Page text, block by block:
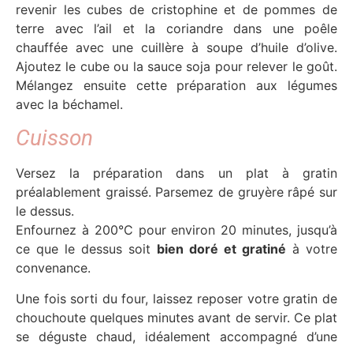
revenir les cubes de cristophine et de pommes de
terre avec l’ail et la coriandre dans une poêle
chauffée avec une cuillère à soupe d’huile d’olive.
Ajoutez le cube ou la sauce soja pour relever le goût.
Mélangez ensuite cette préparation aux légumes
avec la béchamel.
Cuisson
Versez la préparation dans un plat à gratin
préalablement graissé. Parsemez de gruyère râpé sur
le dessus.
Enfournez à 200°C pour environ 20 minutes, jusqu’à
ce que le dessus soit bien doré et gratiné à votre
convenance.
Une fois sorti du four, laissez reposer votre gratin de
chouchoute quelques minutes avant de servir. Ce plat
se déguste chaud, idéalement accompagné d’une